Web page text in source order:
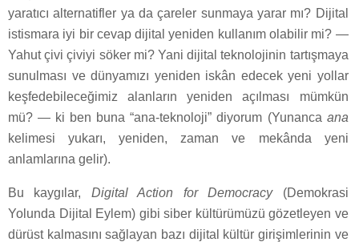
yaratıcı alternatifler ya da çareler sunmaya yarar mı? Dijital
istismara iyi bir cevap dijital yeniden kullanım olabilir mi? —
Yahut çivi çiviyi söker mi? Yani dijital teknolojinin tartışmaya
sunulması ve dünyamızı yeniden iskân edecek yeni yollar
keşfedebileceğimiz alanların yeniden açılması mümkün
mü? — ki ben buna “ana-teknoloji” diyorum (Yunanca ana
kelimesi yukarı, yeniden, zaman ve mekânda yeni
anlamlarına gelir).
Bu kaygılar, Digital Action for Democracy(Demokrasi
Yolunda Dijital Eylem) gibi siber kültürümüzü gözetleyen ve
dürüst kalmasını sağlayan bazı dijital kültür girişimlerinin ve